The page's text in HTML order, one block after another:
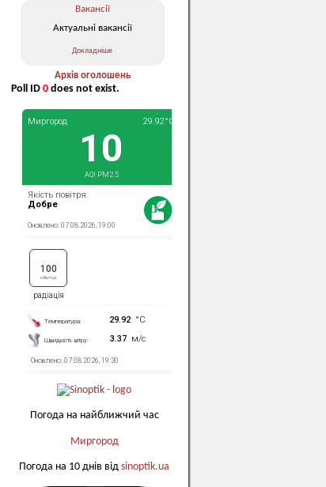
Вакансії
Актуальні вакансії
Докладніше
Архів оголошень
Poll ID 0 does not exist.
Погода на найближчий час
Миргород
Погода на 10 днів від sinoptik.ua